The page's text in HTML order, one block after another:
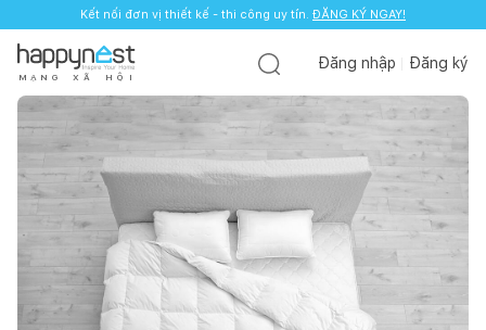
Kết nối đơn vị thiết kế - thi công uy tín. ĐĂNG KÝ NGAY!
M Ạ N G X Ã H Ộ I
Đăng nhập Đăng ký